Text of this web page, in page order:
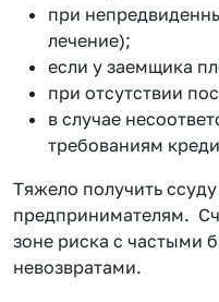
при
лечение);
если у заемщика
при отсутствии
в случае
требованиям
Тяжело получить
предпринимателям.
зоне риска с частыми
невозвратами.